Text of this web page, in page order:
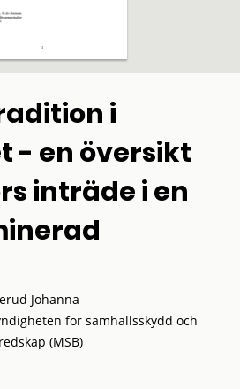
i
- en översikt
inträde i en
Johanna
för samhällsskydd och
(MSB)